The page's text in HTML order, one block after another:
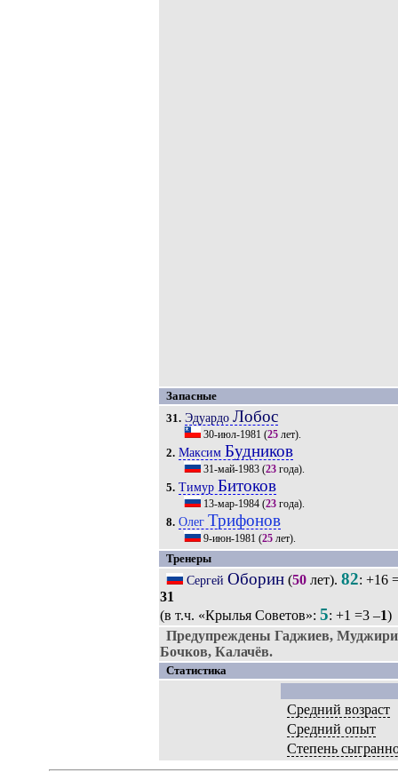
Запасные
31. Эдуардо Лобос
30-июл-1981 (25лет).
2. Максим Будников
31-май-1983(23года).
5. Тимур Битоков
13-мар-1984(23года).
8. Олег Трифонов
9-июн-1981 (25лет).
Тренеры
Сергей Оборин(50лет). 82: +16
31
(в т.ч. «Крылья Советов»: 5: +1 =3 –1)
Предупреждены Гаджиев,
Бочков, Калачёв.
Статистика
Средний возраст
Средний опыт
Степень